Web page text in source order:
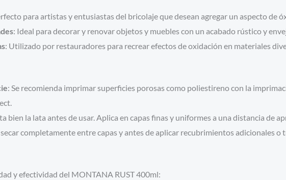
para artistas y entusiastas del bricolaje que desean agregar un aspecto de
: Ideal para decorar y renovar objetos y muebles con un acabado rústico y
: Utilizado por restauradores para recrear efectos de oxidación en materiales
: Se recomienda imprimar superficies porosas como poliestireno con la
bien la lata antes de usar. Aplica en capas finas y uniformes a una distancia de
secar completamente entre capas y antes de aplicar recubrimientos adicionales
y efectividad del MONTANA RUST 400ml: